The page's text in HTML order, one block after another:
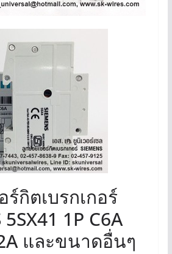
ร์กิตเบรกเกอร์
5SX41 1P C6A
และขนาดอื่นๆ